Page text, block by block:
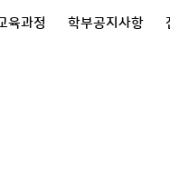
육과정 학부공지사항